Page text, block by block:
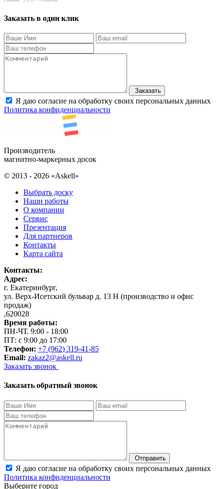
Заказать в один клик
Заказать
Я даю согласие на обработку своих персональных данных
Политика конфиденциальности
Производитель
магнитно-маркерных досок
© 2013 - 2026 «Askell»
Выбрать доску
Наши работы
О компании
Сервис
Презентация
Для партнеров
Контакты
Карта сайта
Контакты:
Адрес:
г. Екатеринбург,
ул. Верх-Исетский бульвар д. 13 Н (производство и офис
продаж)
,620028
Время работы:
ПН-ЧТ. 9:00 - 18:00
ПТ: с 9:00 до 17:00
Телефон: +7 (962) 319-41-85
Email: zakaz2@askell.ru
Заказать звонок
Заказать обратный звонок
Отправить
Я даю согласие на обработку своих персональных данных
Политика конфиденциальности
Выберите город